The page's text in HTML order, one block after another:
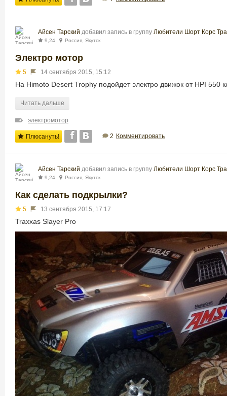
Айсен Тарский добавил запись в группу Любители Шорт Корс
9,24 Россия, Якутск
Электро мотор
5 14 сентября 2015, 15:12
На Himoto Desert Trophy подойдет электро движок от HPI 550
Читать дальше
электромотор
Плюсануть! 2 Комментировать
Айсен Тарский добавил запись в группу Любители Шорт Корс
9,24 Россия, Якутск
Как сделать подкрылки?
5 13 сентября 2015, 17:17
Traxxas Slayer Pro